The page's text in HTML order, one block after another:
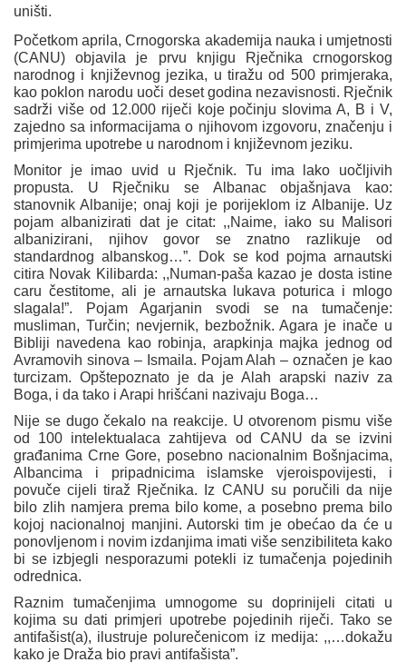
uništi.
Početkom aprila, Crnogorska akademija nauka i umjetnosti
(CANU) objavila je prvu knjigu Rječnika crnogorskog
narodnog i književnog jezika, u tiražu od 500 primjeraka,
kao poklon narodu uoči deset godina nezavisnosti. Rječnik
sadrži više od 12.000 riječi koje počinju slovima A, B i V,
zajedno sa informacijama o njihovom izgovoru, značenju i
primjerima upotrebe u narodnom i književnom jeziku.
Monitor je imao uvid u Rječnik. Tu ima lako uočljivih
propusta. U Rječniku se Albanac objašnjava kao:
stanovnik Albanije; onaj koji je porijeklom iz Albanije. Uz
pojam albanizirati dat je citat: ,,Naime, iako su Malisori
albanizirani, njihov govor se znatno razlikuje od
standardnog albanskog…”. Dok se kod pojma arnautski
citira Novak Kilibarda: ,,Numan-paša kazao je dosta istine
caru čestitome, ali je arnautska lukava poturica i mlogo
slagala!”. Pojam Agarjanin svodi se na tumačenje:
musliman, Turčin; nevjernik, bezbožnik. Agara je inače u
Bibliji navedena kao robinja, arapkinja majka jednog od
Avramovih sinova – Ismaila. Pojam Alah – označen je kao
turcizam. Opštepoznato je da je Alah arapski naziv za
Boga, i da tako i Arapi hrišćani nazivaju Boga…
Nije se dugo čekalo na reakcije. U otvorenom pismu više
od 100 intelektualaca zahtijeva od CANU da se izvini
građanima Crne Gore, posebno nacionalnim Bošnjacima,
Albancima i pripadnicima islamske vjeroispovijesti, i
povuče cijeli tiraž Rječnika. Iz CANU su poručili da nije
bilo zlih namjera prema bilo kome, a posebno prema bilo
kojoj nacionalnoj manjini. Autorski tim je obećao da će u
ponovljenom i novim izdanjima imati više senzibiliteta kako
bi se izbjegli nesporazumi potekli iz tumačenja pojedinih
odrednica.
Raznim tumačenjima umnogome su doprinijeli citati u
kojima su dati primjeri upotrebe pojedinih riječi. Tako se
antifašist(a), ilustruje polurečenicom iz medija: ,,…dokažu
kako je Draža bio pravi antifašista”.